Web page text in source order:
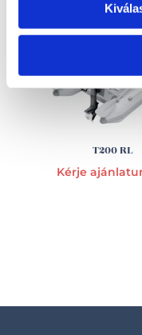
T200 RL
Kérje